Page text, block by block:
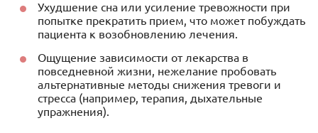
Ухудшение сна или усиление тревожности при
попытке прекратить прием, что может побуждать
пациента к возобновлению лечения.
Ощущение зависимости от лекарства в
повседневной жизни, нежелание пробовать
альтернативные методы снижения тревоги и
стресса (например, терапия, дыхательные
упражнения).